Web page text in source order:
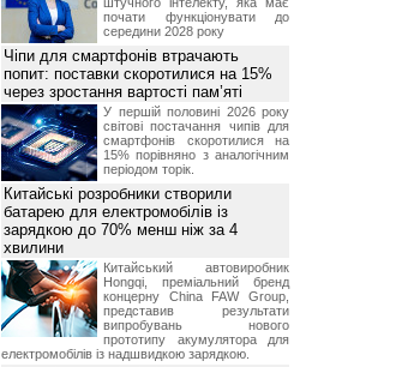
почати функціонувати до
середини 2028 року
Чіпи для смартфонів втрачають
попит: поставки скоротилися на 15%
через зростання вартості пам’яті
У першій половині 2026 року
світові постачання чипів для
смартфонів скоротилися на
15% порівняно з аналогічним
періодом торік.
Китайські розробники створили
батарею для електромобілів із
зарядкою до 70% менш ніж за 4
хвилини
Китайський автовиробник
Hongqi, преміальний бренд
концерну China FAW Group,
представив результати
випробувань нового
прототипу акумулятора для
електромобілів із надшвидкою зарядкою.